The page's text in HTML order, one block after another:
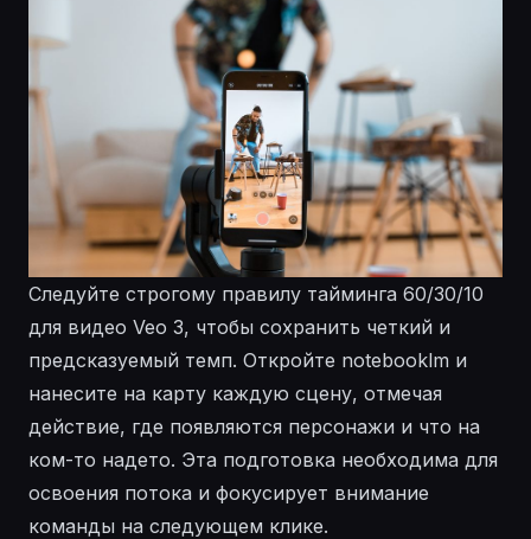
Следуйте строгому правилу тайминга 60/30/10
для видео Veo 3, чтобы сохранить четкий и
предсказуемый темп. Откройте notebooklm и
нанесите на карту каждую сцену, отмечая
действие, где появляются персонажи и что на
ком-то надето. Эта подготовка необходима для
освоения потока и фокусирует внимание
команды на следующем клике.